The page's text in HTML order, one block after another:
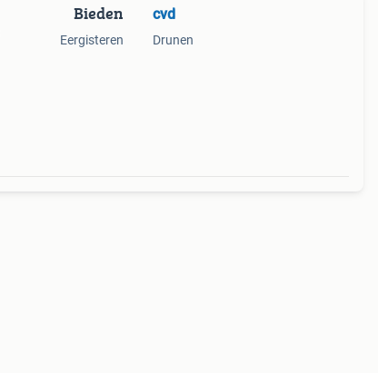
Bieden
Eergisteren
cvd
Drunen